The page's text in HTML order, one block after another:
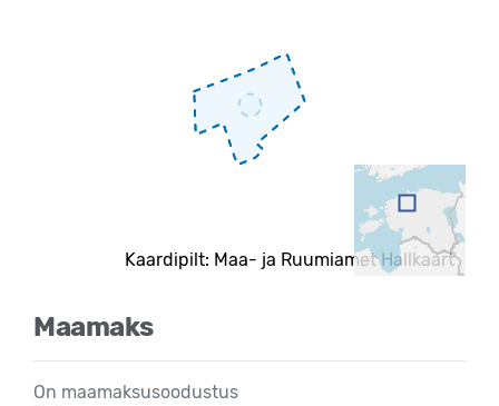
Kaardipilt: Maa- ja Ruumiamet Hallkaart
Maamaks
On maamaksusoodustus